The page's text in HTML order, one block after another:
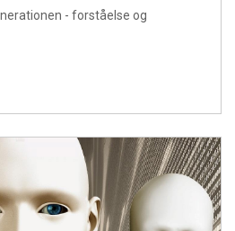
- forståelse og